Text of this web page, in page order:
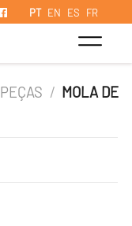
PT EN ES FR
PEÇAS / MOLA DE